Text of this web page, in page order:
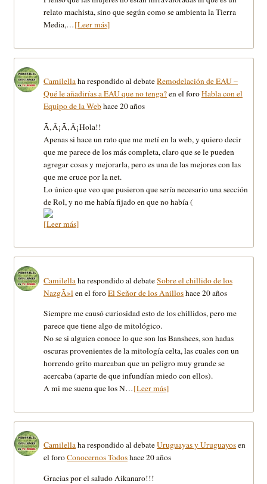
relato machista, sino que según como se ambienta la Tierra
Media,…[Leer más]
Camilellaha respondido al debateRemodelación de EAU –
Qué le añadirías a EAU que no tenga?en el foroHabla con el
Equipo de la Webhace 20 años
Ã‚Â¡Ã‚Â¡Hola!!
Apenas si hace un rato que me metí­ en la web, y quiero decir
que me parece de los más completa, claro que se le pueden
agregar cosas y mejorarla, pero es una de las mejores con las
que me cruce por la net.
Lo único que veo que pusieron que serí­a necesario una sección
de Rol, y no me habí­a fijado en que no habí­a (
[Leer más]
Camilellaha respondido al debateSobre el chillido de los
NazgÃ»len el foroEl Señor de los Anilloshace 20 años
Siempre me causó curiosidad esto de los chillidos, pero me
parece que tiene algo de mitológico.
No se si alguien conoce lo que son las Banshees, son hadas
oscuras provenientes de la mitologí­a celta, las cuales con un
horrendo grito marcaban que un peligro muy grande se
acercaba (aparte de que infundí­an miedo con ellos).
A mi me suena que los N…[Leer más]
Camilellaha respondido al debateUruguayas y Uruguayosen
el foroConocernos Todoshace 20 años
Gracias por el saludo Aikanaro!!!